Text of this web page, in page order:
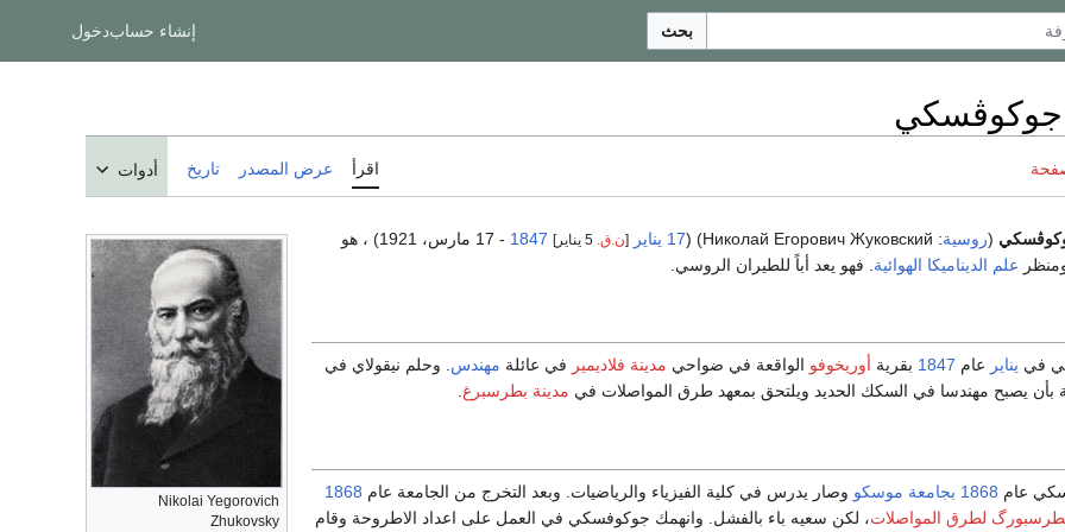
بحث إنشاء حسابدخول
جوكوڤسكي
اقرأ عرض المصدر تاريخ أدوات
Nikolai Yegorovich
Zhukovsky
(روسية:
Николай Егорович Жуковский
) (17 يناير [ن.ق. 1847
- 17 مارس، 1921) ، هو
علم الديناميكا الهوائية . فهو يعد أباً للطيران الروسي.
في يناير عام 1847 بقرية أوريخوفو الواقعة في ضواحي مدينة فلاديمير في عائلة مهندس. وحلم نيقولاي في
بأن يصبح مهندسا في السكك الحديد ويلتحق بمعهد طرق المواصلات في مدينة بطرسبرغ.
عام 1868 بجامعة موسكو وصار يدرس في كلية الفيزياء والرياضيات. وبعد التخرج من الجامعة عام 1868
لطرق المواصلات، لكن سعيه باء بالفشل. وانهمك جوكوفسكي في العمل على اعداد الاطروحة وقام